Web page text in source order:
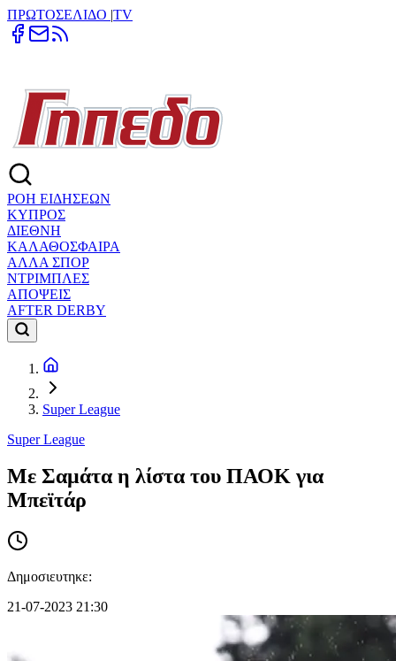
ΠΡΩΤΟΣΕΛΙΔΟ |TV
ΡΟΗ ΕΙΔΗΣΕΩΝ
ΚΥΠΡΟΣ
ΔΙΕΘΝΗ
ΚΑΛΑΘΟΣΦΑΙΡΑ
ΑΛΛΑ ΣΠΟΡ
ΝΤΡΙΜΠΛΕΣ
ΑΠΟΨΕΙΣ
AFTER DERBY
Super League
Super League
Με Σαμάτα η λίστα του ΠΑΟΚ για
Μπεϊτάρ
Δημοσιευτηκε:
21-07-2023 21:30